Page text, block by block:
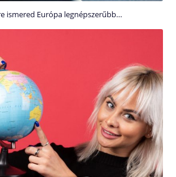
ismered Európa legnépszerűbb…